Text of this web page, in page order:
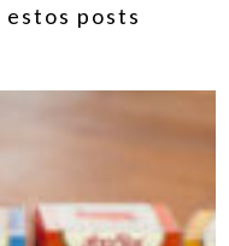
posts